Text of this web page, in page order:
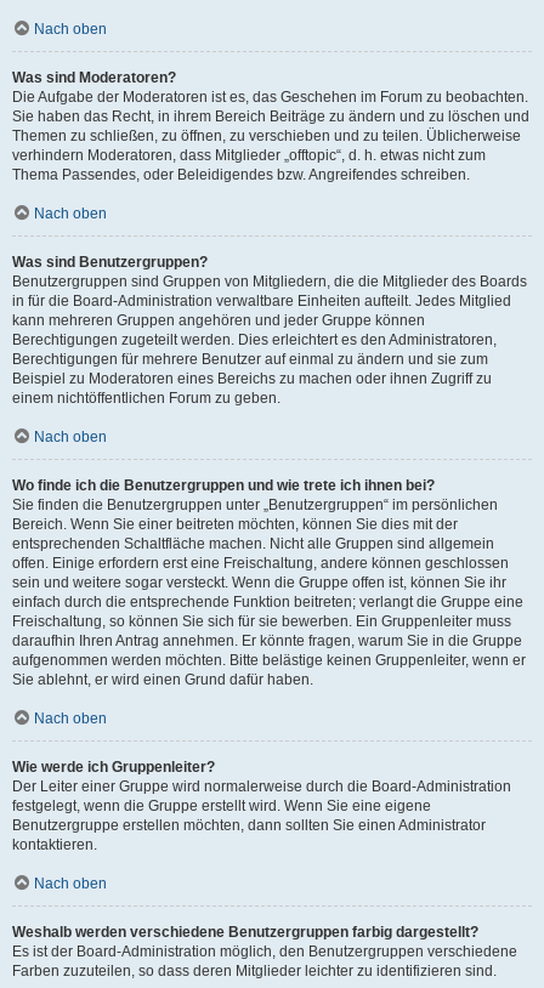
Nach oben
Was sind Moderatoren?
Die Aufgabe der Moderatoren ist es, das Geschehen im Forum zu beobachten.
Sie haben das Recht, in ihrem Bereich Beiträge zu ändern und zu löschen und
Themen zu schließen, zu öffnen, zu verschieben und zu teilen. Üblicherweise
verhindern Moderatoren, dass Mitglieder „offtopic“, d. h. etwas nicht zum
Thema Passendes, oder Beleidigendes bzw. Angreifendes schreiben.
Nach oben
Was sind Benutzergruppen?
Benutzergruppen sind Gruppen von Mitgliedern, die die Mitglieder des Boards
in für die Board-Administration verwaltbare Einheiten aufteilt. Jedes Mitglied
kann mehreren Gruppen angehören und jeder Gruppe können
Berechtigungen zugeteilt werden. Dies erleichtert es den Administratoren,
Berechtigungen für mehrere Benutzer auf einmal zu ändern und sie zum
Beispiel zu Moderatoren eines Bereichs zu machen oder ihnen Zugriff zu
einem nichtöffentlichen Forum zu geben.
Nach oben
Wo finde ich die Benutzergruppen und wie trete ich ihnen bei?
Sie finden die Benutzergruppen unter „Benutzergruppen“ im persönlichen
Bereich. Wenn Sie einer beitreten möchten, können Sie dies mit der
entsprechenden Schaltfläche machen. Nicht alle Gruppen sind allgemein
offen. Einige erfordern erst eine Freischaltung, andere können geschlossen
sein und weitere sogar versteckt. Wenn die Gruppe offen ist, können Sie ihr
einfach durch die entsprechende Funktion beitreten; verlangt die Gruppe eine
Freischaltung, so können Sie sich für sie bewerben. Ein Gruppenleiter muss
daraufhin Ihren Antrag annehmen. Er könnte fragen, warum Sie in die Gruppe
aufgenommen werden möchten. Bitte belästige keinen Gruppenleiter, wenn er
Sie ablehnt, er wird einen Grund dafür haben.
Nach oben
Wie werde ich Gruppenleiter?
Der Leiter einer Gruppe wird normalerweise durch die Board-Administration
festgelegt, wenn die Gruppe erstellt wird. Wenn Sie eine eigene
Benutzergruppe erstellen möchten, dann sollten Sie einen Administrator
kontaktieren.
Nach oben
Weshalb werden verschiedene Benutzergruppen farbig dargestellt?
Es ist der Board-Administration möglich, den Benutzergruppen verschiedene
Farben zuzuteilen, so dass deren Mitglieder leichter zu identifizieren sind.